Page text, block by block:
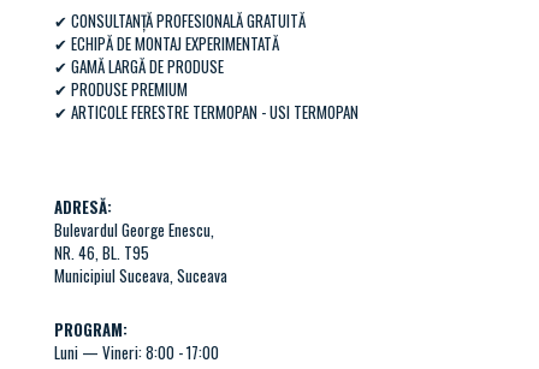
✔ CONSULTANȚĂ PROFESIONALĂ GRATUITĂ
✔ ECHIPĂ DE MONTAJ EXPERIMENTATĂ
✔ GAMĂ LARGĂ DE PRODUSE
✔ PRODUSE PREMIUM
✔ ARTICOLE FERESTRE TERMOPAN - USI TERMOPAN
ADRESĂ:
Bulevardul George Enescu,
NR. 46, BL. T95
Municipiul Suceava, Suceava
PROGRAM:
Luni — Vineri: 8:00 - 17:00